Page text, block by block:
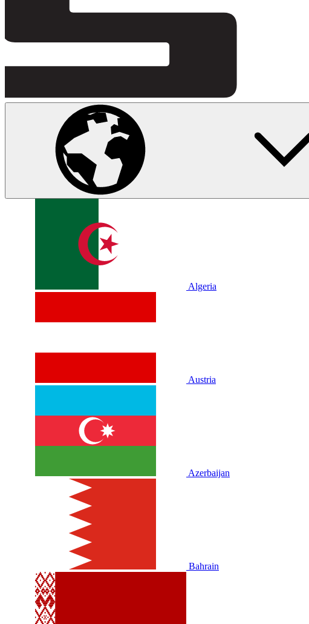
Algeria
Austria
Azerbaijan
Bahrain